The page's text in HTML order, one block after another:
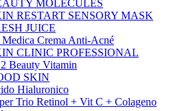
MOLECULES
RESTART SENSORY MASK
JUICE
Crema Anti-Acné
CLINIC PROFESSIONAL
Beauty Vitamin
SKIN
Hialuronico
Trio Retinol + Vit C + Colageno